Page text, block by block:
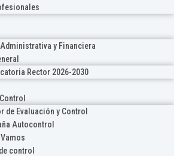
y Financiera
Rector 2026-2030
de Evaluación y Control
Autocontrol
control